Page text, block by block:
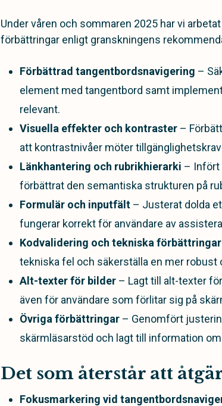
Under våren och sommaren 2025 har vi
förbättringar enligt granskningens
Förbättrad tangentbordsnavigering –
element med tangentbord samt
relevant.
Visuella effekter och kontraster –
att kontrastnivåer möter
Länkhantering och rubrikhierarki – Infört
förbättrat den semantiska strukturen på
Formulär och inputfält – Justerat dolda
fungerar korrekt för användare av
Kodvalidering och tekniska förbättringar
tekniska fel och säkerställa en mer robust
Alt-texter för bilder – Lagt till alt-texter
även för användare som förlitar sig på
Övriga förbättringar – Genomfört
skärmläsarstöd och lagt till information
Det som återstår att
Fokusmarkering vid